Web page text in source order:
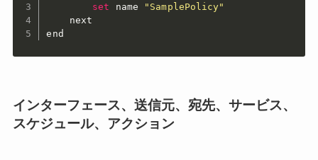
set
name
"SamplePolicy"
    next
end
インターフェース、送信元、宛先、サービス、
スケジュール、アクション